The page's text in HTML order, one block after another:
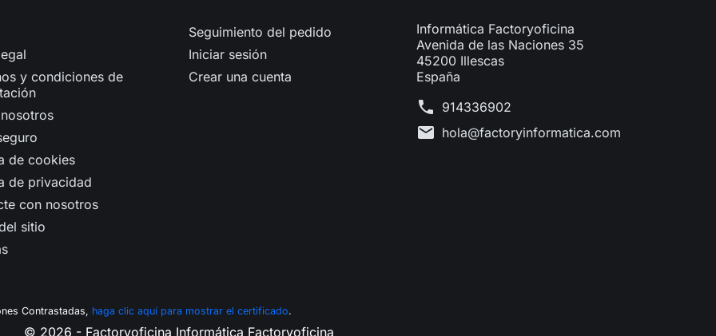
y condiciones de
de cookies
de privacidad
con nosotros
sitio
Seguimiento del pedido
Iniciar sesión
Crear una cuenta
Informática Factoryoficina
Avenida de las Naciones 35
45200 Illescas
España
phone 914336902
mail hola@factoryinformatica.com
Contrastadas, haga clic aquí para mostrar el certificado.
© 2026 - Factoryoficina Informática Factoryoficina